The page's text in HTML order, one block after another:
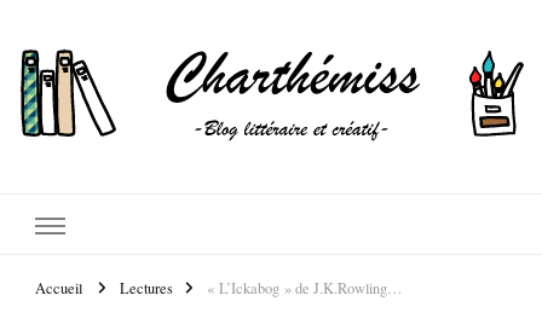
Accueil Lectures « L’Ickabog » de J.K.Rowling…